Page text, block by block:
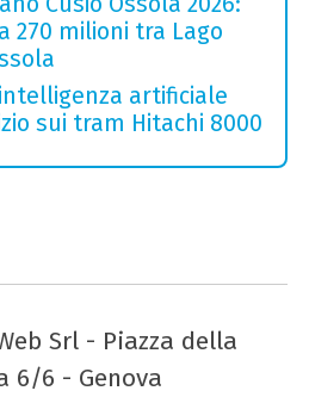
270 milioni tra Lago
artificiale
sui tram Hitachi 8000
Srl - Piazza della
6/6 - Genova